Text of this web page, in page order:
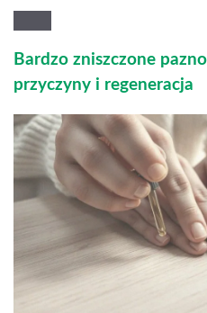
Bardzo zniszczone
przyczyny i regeneracja